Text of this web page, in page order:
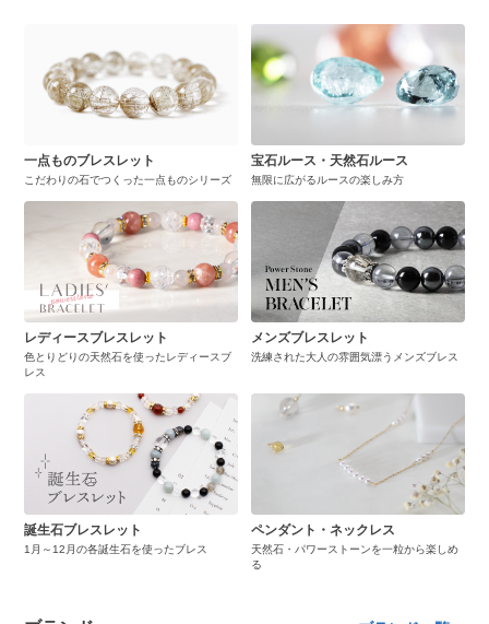
一点ものブレスレット
こだわりの石でつくった一点ものシリーズ
宝石ルース・天然石ルース
無限に広がるルースの楽しみ方
レディースブレスレット
色とりどりの天然石を使ったレディースブ
レス
メンズブレスレット
洗練された大人の雰囲気漂うメンズブレス
誕生石ブレスレット
1月～12月の各誕生石を使ったブレス
ペンダント・ネックレス
天然石・パワーストーンを一粒から楽しめ
る